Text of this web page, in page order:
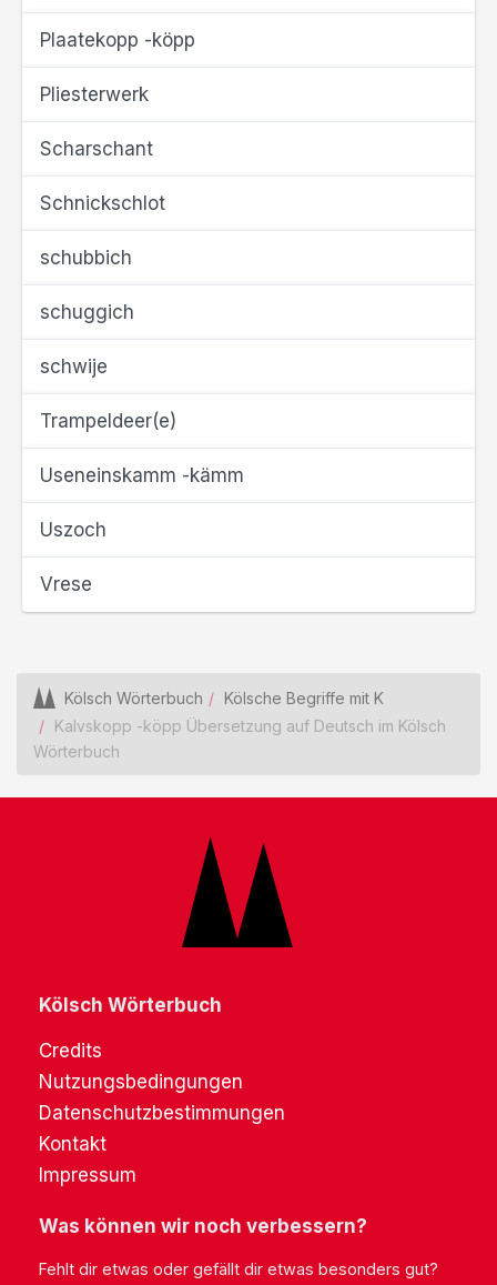
Plaatekopp -köpp
Pliesterwerk
Scharschant
Schnickschlot
schubbich
schuggich
schwije
Trampeldeer(e)
Useneinskamm -kämm
Uszoch
Vrese
Kölsch Wörterbuch
Kölsche Begriffe mit K
Kalvskopp -köpp Übersetzung auf Deutsch im Kölsch
Wörterbuch
Kölsch Wörterbuch
Credits
Nutzungsbedingungen
Datenschutzbestimmungen
Kontakt
Impressum
Was können wir noch verbessern?
Fehlt dir etwas oder gefällt dir etwas besonders gut?